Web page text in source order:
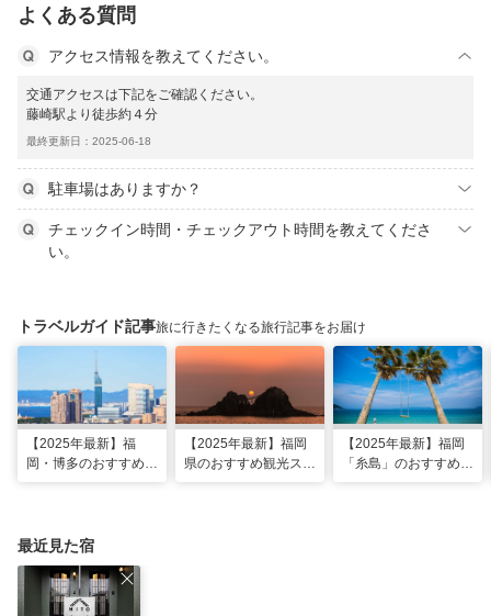
よくある質問
アクセス情報を教えてください。
交通アクセスは下記をご確認ください。
藤崎駅より徒歩約４分
最終更新日：2025-06-18
駐車場はありますか？
チェックイン時間・チェックアウト時間を教えてくださ
い。
トラベルガイド記事旅に行きたくなる旅行記事をお届け
【2025年最新】福
岡・博多のおすすめ観
【2025年最新】福岡
県のおすすめ観光スポ
【2025年最新】福岡
「糸島」のおすすめ観
最近見た宿